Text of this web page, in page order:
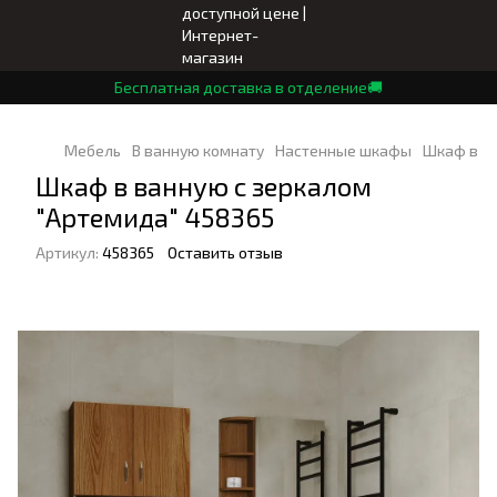
Бесплатная доставка в отделение🚚
Мебель В ванную комнату Настенные шкафы Шкаф в
Шкаф в ванную с зеркалом
"Артемида" 458365
Артикул: 458365 Оставить отзыв